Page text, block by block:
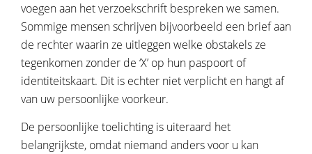
voegen aan het verzoekschrift bespreken we samen.
Sommige mensen schrijven bijvoorbeeld een brief aan
de rechter waarin ze uitleggen welke obstakels ze
tegenkomen zonder de ‘X’ op hun paspoort of
identiteitskaart. Dit is echter niet verplicht en hangt af
van uw persoonlijke voorkeur.
De persoonlijke toelichting is uiteraard het
belangrijkste, omdat niemand anders voor u kan